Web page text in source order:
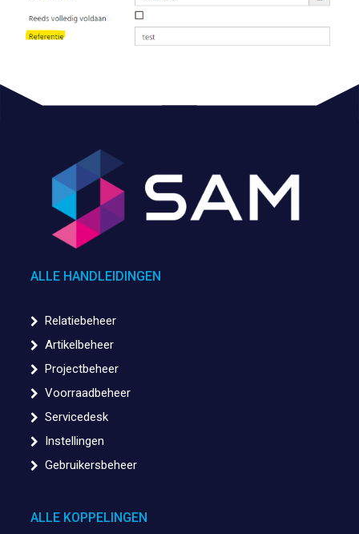
ALLE HANDLEIDINGEN
Relatiebeheer
Artikelbeheer
Projectbeheer
Voorraadbeheer
Servicedesk
Instellingen
Gebruikersbeheer
ALLE KOPPELINGEN